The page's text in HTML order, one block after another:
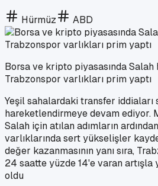
Hürmüz ABD
Borsa ve kripto piyasasında
Trabzonspor varlıkları prim yaptı
Yeşil sahalardaki transfer iddiaları
hareketlendirmeye devam ediyor.
Salah için atılan adımların
varlıklarında sert yükselişler
değer kazanmasının yanı sıra,
24 saatte yüzde 14'e varan artışla
oldu